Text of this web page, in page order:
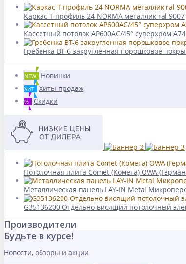
Каркас Т-профиль 24 NORMA металлик ral 9007
Кассетный потолок AP600АС/45° суперхром
Гребенка ВТ-6 закругленная порошковое
NEW Новинки
ХИТ Хиты продаж
% Скидки
Потолочная плита Comet (Комета) OWA
Металлическая панель LAY-IN Metal
G35136200 Отдельно висящий потолочный
Производители
Будьте в курсе!
Новости, обзоры и акции